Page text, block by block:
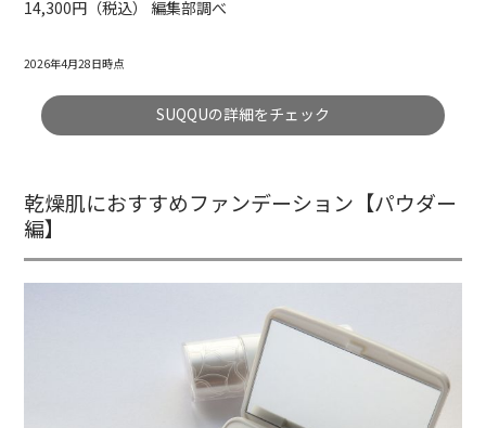
14,300円（税込） 編集部調べ
2026年4月28日時点
SUQQUの詳細をチェック
乾燥肌におすすめファンデーション【パウダー
編】